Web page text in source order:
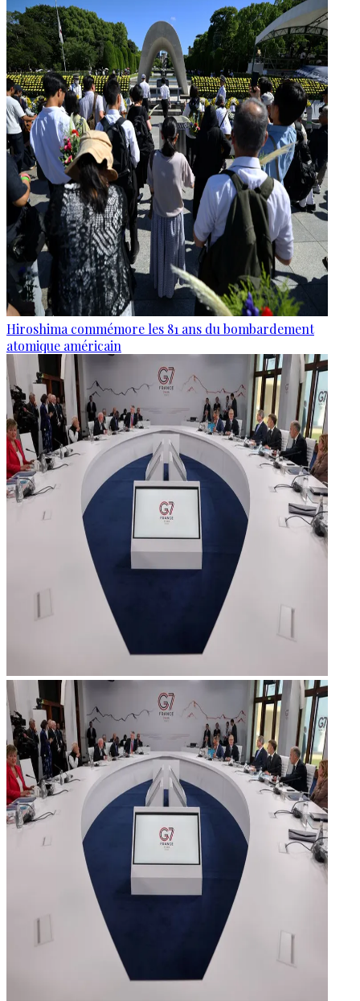
Hiroshima commémore les 81 ans du bombardement
atomique américain